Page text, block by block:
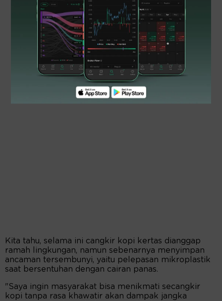
Kita tahu, selama ini cangkir kopi kertas dianggap
ramah lingkungan, namun sebenarnya menyimpan
ancaman tersembunyi, yaitu pelepasan mikroplastik
saat bersentuhan dengan cairan panas.
"Saya ingin masyarakat bisa menikmati secangkir
kopi tanpa rasa khawatir akan dampak jangka